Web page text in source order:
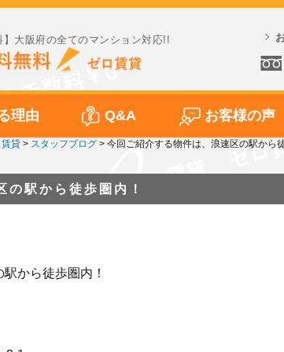
】大阪府の全てのマンション対応!!
理由 Q&A お客様の声
賃貸 > スタッフブログ > 今回ご紹介する物件は、浪速区の駅から
駅から徒歩圏内！
から徒歩圏内！